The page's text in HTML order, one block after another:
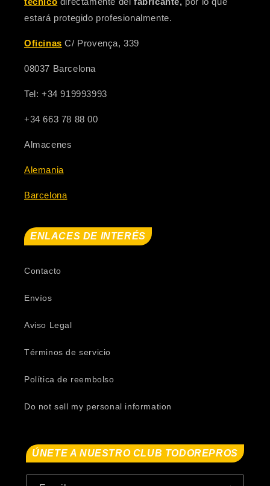
estará protegido profesionalmente.
Oficinas C/ Provença, 339
08037 Barcelona
Tel: +34 919993993
+34 663 78 88 00
Almacenes
Alemania
Barcelona
ENLACES DE INTERÉS
Contacto
Envíos
Aviso Legal
Términos de servicio
Política de reembolso
Do not sell my personal information
ÚNETE A NUESTRO CLUB TODOREPROS